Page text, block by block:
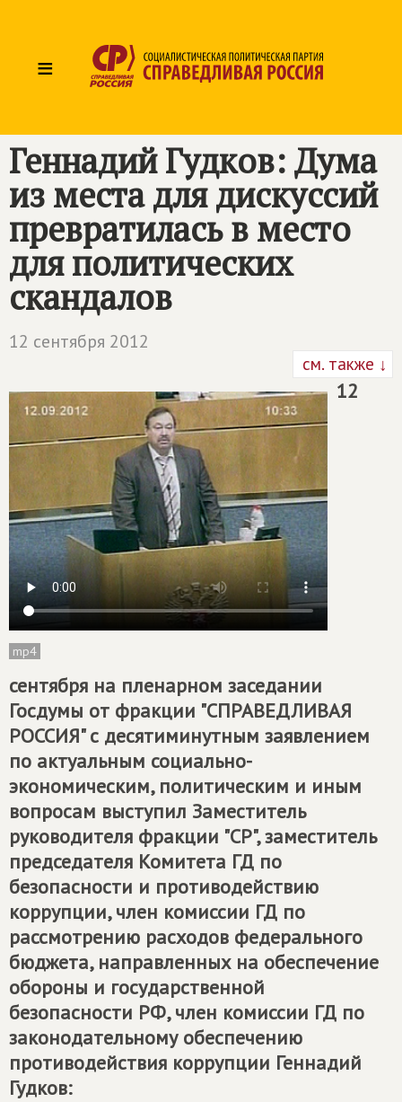
≡
Геннадий Гудков: Дума
из места для дискуссий
превратилась в место
для политических
скандалов
12 сентября 2012
см. также ↓
mp4
12
сентября на пленарном заседании
Госдумы от фракции "СПРАВЕДЛИВАЯ
РОССИЯ" с десятиминутным заявлением
по актуальным социально-
экономическим, политическим и иным
вопросам выступил Заместитель
руководителя фракции "СР", заместитель
председателя Комитета ГД по
безопасности и противодействию
коррупции, член комиссии ГД по
рассмотрению расходов федерального
бюджета, направленных на обеспечение
обороны и государственной
безопасности РФ, член комиссии ГД по
законодательному обеспечению
противодействия коррупции Геннадий
Гудков: